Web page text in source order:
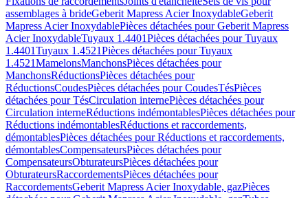
assemblages à brideGeberit Mapress Acier InoxydableGeberit
Mapress Acier InoxydablePièces détachées pour Geberit Mapress
Acier InoxydableTuyaux 1.4401Pièces détachées pour Tuyaux
1.4401Tuyaux 1.4521Pièces détachées pour Tuyaux
1.4521MamelonsManchonsPièces détachées pour
ManchonsRéductionsPièces détachées pour
RéductionsCoudesPièces détachées pour CoudesTésPièces
détachées pour TésCirculation internePièces détachées pour
Circulation interneRéductions indémontablesPièces détachées pour
Réductions indémontablesRéductions et raccordements,
démontablesPièces détachées pour Réductions et raccordements,
démontablesCompensateursPièces détachées pour
CompensateursObturateursPièces détachées pour
ObturateursRaccordementsPièces détachées pour
RaccordementsGeberit Mapress Acier Inoxydable, gazPièces